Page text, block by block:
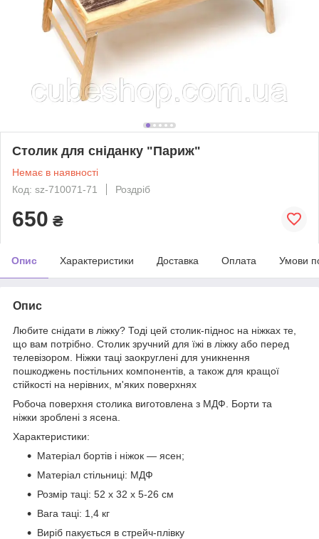
Столик для сніданку "Париж"
Немає в наявності
Код: sz-710071-71
Роздріб
650 ₴
Опис Характеристики Доставка Оплата Умови
Опис
Любите снідати в ліжку? Тоді цей столик-піднос на ніжках те,
що вам потрібно. Столик зручний для їжі в ліжку або перед
телевізором. Ніжки таці заокруглені для уникнення
пошкоджень постільних компонентів, а також для кращої
стійкості на нерівних, м'яких поверхнях
Робоча поверхня столика виготовлена з МДФ. Борти та
ніжки зроблені з ясена.
Характеристики:
Матеріал бортів і ніжок — ясен;
Матеріал стільниці: МДФ
Розмір таці: 52 х 32 х 5-26 см
Вага таці: 1,4 кг
Виріб пакується в стрейч-плівку